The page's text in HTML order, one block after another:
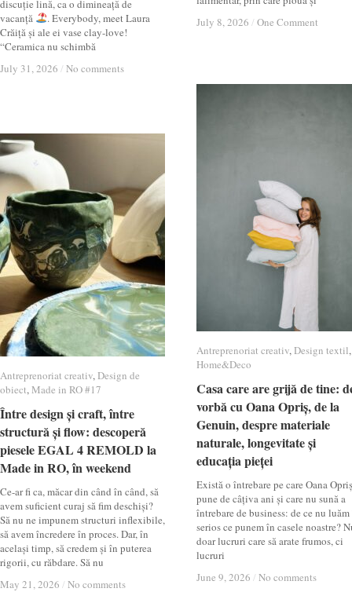
discuție lină, ca o dimineață de
vacanță
. Everybody, meet Laura
Crăiță și ale ei vase clay-love!
“Ceramica nu schimbă
July 31, 2026 / No comments
July 31, 2026 / No comments
July 8, 2026 / One Comment
July 8, 2026 / One Comment
Antreprenoriat creativ,Design textil,
Home&Deco
Casa care are grijă de tine:
vorbă cu Oana Opriș, de la
Genuin, despre materiale
naturale, longevitate și
educația pieței
Există o întrebare pe care Oana
pune de câțiva ani și care nu sună a
întrebare de business: de ce nu
serios ce punem în casele noastre?
doar lucruri care să arate frumos, ci
lucruri
June 9, 2026 / No comments
Antreprenoriat creativ Design textil
Home&Deco
Casa care are grijă de tine:
vorbă cu Oana Opriș, de la
Genuin, despre materiale
naturale, longevitate și
educația pieței
June 9, 2026 / No comments
Antreprenoriat creativ,Design de
obiect,Made in RO #17
Între design și craft, între
structură și flow: descoperă
piesele EGAL 4 REMOLD la
Made in RO, în weekend
Ce-ar fi ca, măcar din când în când, să
avem suficient curaj să fim deschiși?
Să nu ne impunem structuri inflexibile,
să avem încredere în proces. Dar, în
același timp, să credem și în puterea
rigorii, cu răbdare. Să nu
May 21, 2026 / No comments
Antreprenoriat creativ Design de
obiect Made in RO #17
Între design și craft, între
structură și flow: descoperă
piesele EGAL 4 REMOLD la
Made in RO, în weekend
May 21, 2026 / No comments